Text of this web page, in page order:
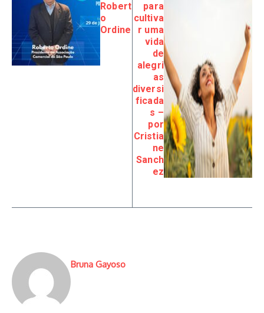
Robert
o
Ordine
para
cultiva
r uma
vida
de
alegri
as
diversi
ficada
s –
por
Cristia
ne
Sanch
ez
Bruna Gayoso